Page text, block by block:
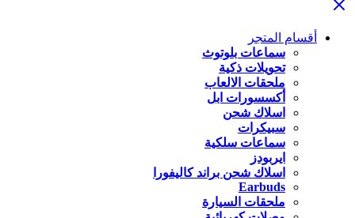
أقسام المتجر
سماعات بلوتوث
تحويلات ذكية
ملحقات الالعاب
أكسسورات ابل
اسلاك شحن
سبيكرات
سماعات سلكية
ايربودز
اسلاك شحن براند كاليفورا
Earbuds
ملحقات السيارة